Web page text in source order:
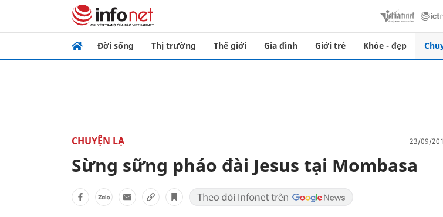
Đời sống Thị trường Thế giới Gia đình Giới trẻ Khỏe - đẹp
CHUYỆN LẠ 23/09/
Sừng sững pháo đài Jesus tại Mombasa